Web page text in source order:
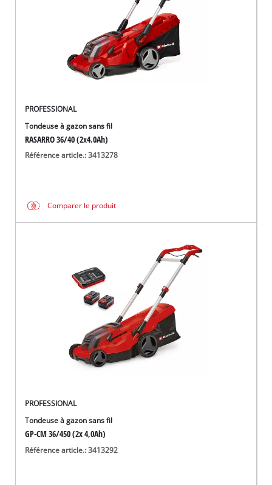
PROFESSIONAL
Tondeuse à gazon sans fil
RASARRO 36/40 (2x4.0Ah)
Référence article.: 3413278
Comparer le produit
PROFESSIONAL
Tondeuse à gazon sans fil
GP-CM 36/450 (2x 4,0Ah)
Référence article.: 3413292